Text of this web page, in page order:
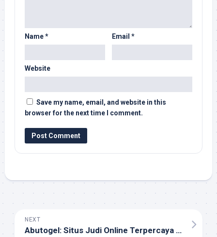
Name* Email *
Website
Save my name, email, and website in this
browser for the next time I comment.
NEXT
Abutogel: Situs Judi Online Terpercaya dengan Fitur Lengkap dan Pelayanan Profesional